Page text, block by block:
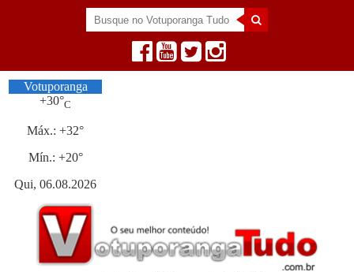
Votuporanga
+30°C
Máx.:+32°
Mín.: +20°
Qui, 06.08.2026